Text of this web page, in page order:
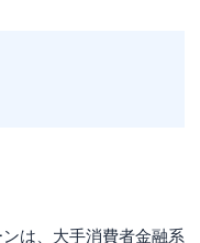
は、大手消費者金融系